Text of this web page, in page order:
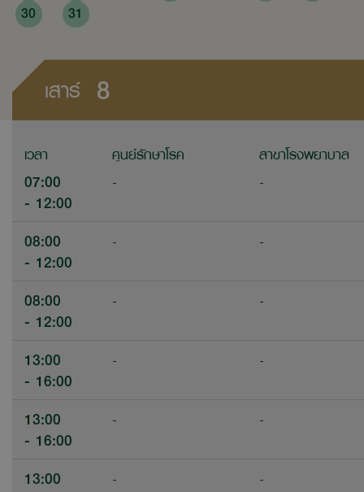
30
31
เสาร์ 8
เวลา ศูนย์รักษาโรค สาขาโรงพยาบาล
07:00
- 12:00
- -
08:00
- 12:00
- -
08:00
- 12:00
- -
13:00
- 16:00
- -
13:00
- 16:00
- -
13:00
- -